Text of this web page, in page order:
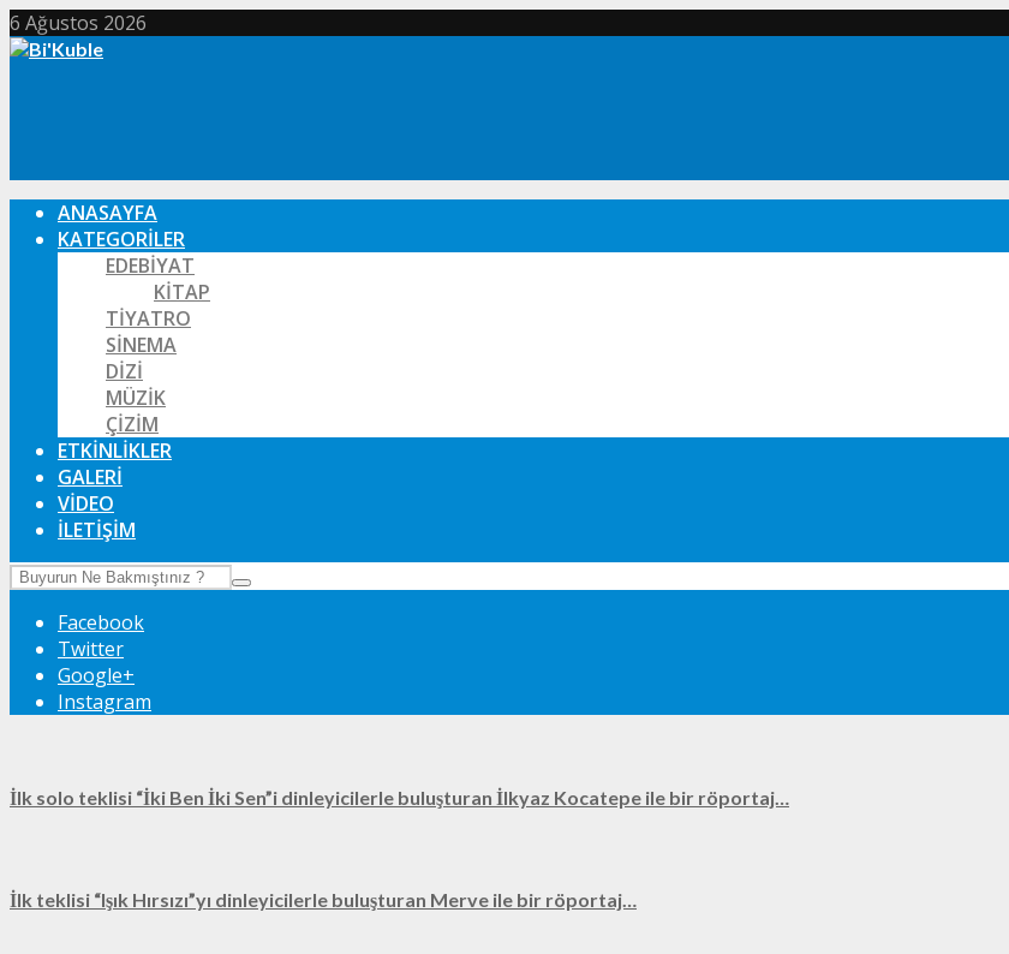
6 Ağustos 2026
ANASAYFA
KATEGORILER
EDEBIYAT
KITAP
TIYATRO
SINEMA
DIZI
MÜZIK
ÇIZIM
ETKINLIKLER
GALERI
VIDEO
İLETIŞIM
Facebook
Twitter
Google+
Instagram
İlk solo teklisi “İki Ben İki Sen”i dinleyicilerle buluşturan İlkyaz Kocatepe ile bir röportaj…
İlk teklisi “Işık Hırsızı”yı dinleyicilerle buluşturan Merve ile bir röportaj…